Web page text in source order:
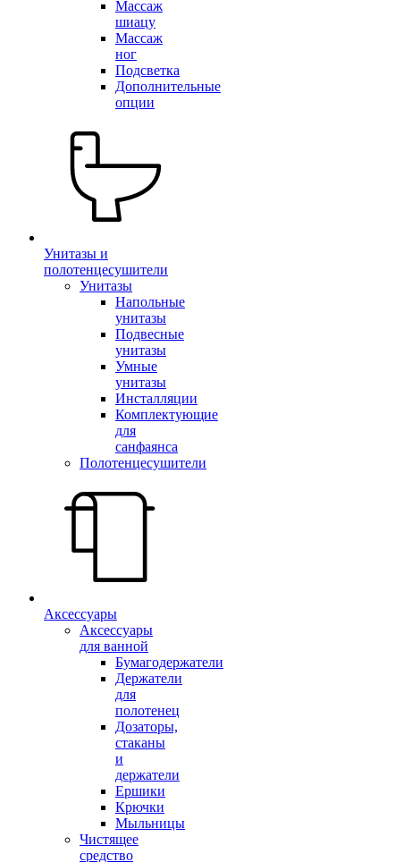
Массаж
шиацу
Массаж
ног
Подсветка
Дополнительные
опции
Унитазы и
полотенцесушители
Унитазы
Напольные
унитазы
Подвесные
унитазы
Умные
унитазы
Инсталляции
Комплектующие
для
санфаянса
Полотенцесушители
Аксессуары
Аксессуары
для ванной
Бумагодержатели
Держатели
для
полотенец
Дозаторы,
стаканы
и
держатели
Ершики
Крючки
Мыльницы
Чистящее
средство